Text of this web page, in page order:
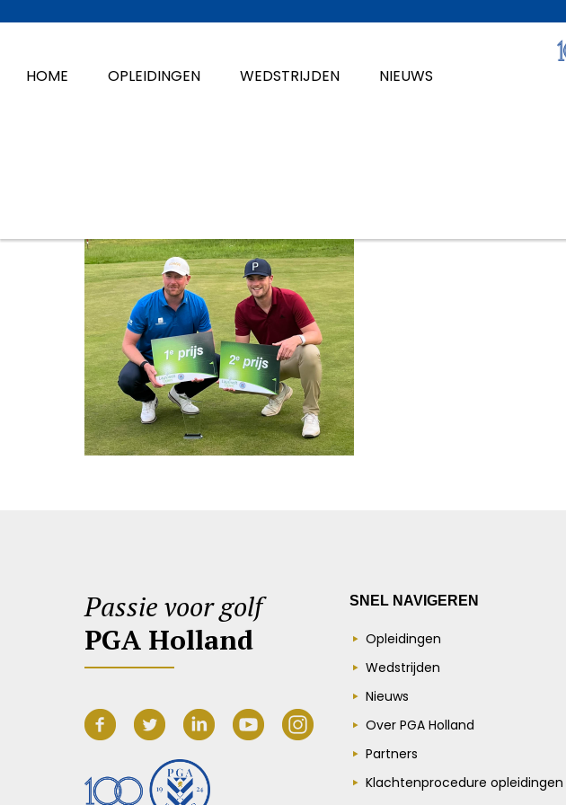
HOME OPLEIDINGEN WEDSTRIJDEN NIEUWS
Passie voor golf
PGA Holland
SNEL NAVIGEREN
Opleidingen
Wedstrijden
Nieuws
Over PGA Holland
Partners
Klachtenprocedure opleidingen